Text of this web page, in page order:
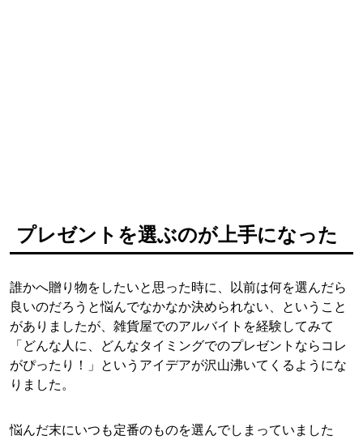
プレゼントを選ぶのが上手になった
誰かへ贈り物をしたいと思った時に、以前は何を選んだら
良いのだろうと悩んでなかなか決められない、ということ
がありましたが、雑貨屋でのアルバイトを経験してみて
「どんな人に、どんなタイミングでのプレゼントならコレ
がぴったり！」というアイデアが沢山沸いてくるようにな
りました。
悩んだ末にいつも定番のものを選んでしまっていました